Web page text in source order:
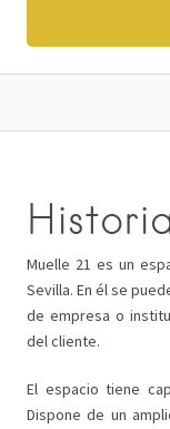
Muelle 21 es un
Sevilla. En él se
de empresa o
del cliente.
El espacio tiene
Dispone de un